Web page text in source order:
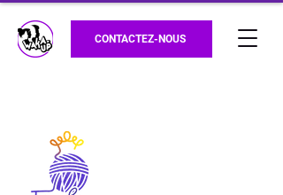
CONTACTEZ-NOUS